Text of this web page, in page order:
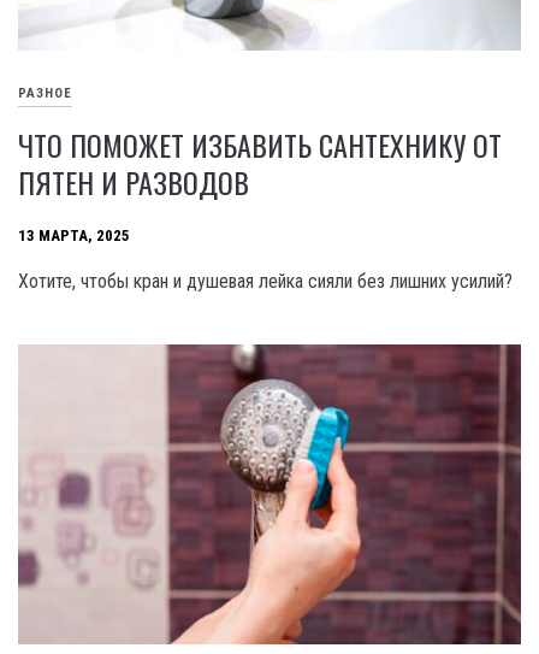
РАЗНОЕ
ЧТО ПОМОЖЕТ ИЗБАВИТЬ САНТЕХНИКУ ОТ
ПЯТЕН И РАЗВОДОВ
13 МАРТА, 2025
Хотите, чтобы кран и душевая лейка сияли без лишних усилий?